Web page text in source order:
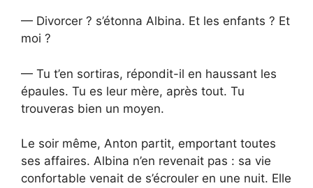
— Divorcer ? s’étonna Albina. Et les enfants ? Et
moi ?
— Tu t’en sortiras, répondit-il en haussant les
épaules. Tu es leur mère, après tout. Tu
trouveras bien un moyen.
Le soir même, Anton partit, emportant toutes
ses affaires. Albina n’en revenait pas : sa vie
confortable venait de s’écrouler en une nuit. Elle